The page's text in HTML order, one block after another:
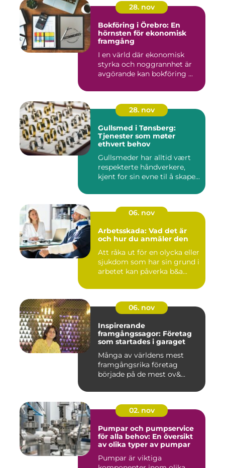
28. nov
Bokföring i Örebro: En
hörnsten för ekonomisk
framgång
I en värld där ekonomisk
styrka och noggrannhet är
avgörande kan bokföring ...
28. nov
Gullsmed i Tønsberg:
Tjenester som møter
ethvert behov
Gullsmeder har alltid vært
respekterte håndverkere,
kjent for sin evne til å skape...
06. nov
Arbetsskada: Vad det är
och hur du anmäler den
Att råka ut för en olycka eller
sjukdom som har sin grund i
arbetet kan påverka b&a...
06. nov
Inspirerande
framgångssagor: Företag
som startades i garaget
Många av världens mest
framgångsrika företag
började på de mest ov&...
02. nov
Pumpar och pumpservice
för alla behov: En översikt
av olika typer av pumpar
Pumpar är viktiga